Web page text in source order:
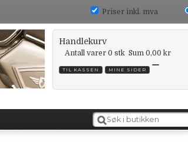
Priser inkl. mva
Handlekurv
Antall varer 0 stk Sum 0,00 kr
TIL KASSEN MINE SIDER